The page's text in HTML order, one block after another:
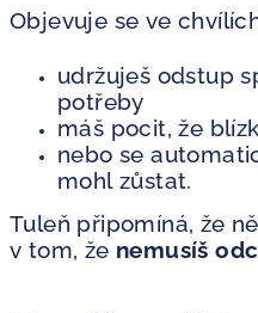
Objevuje se ve
udržuješ odstup
potřeby
máš pocit, že
nebo se
mohl zůstat.
Tuleň připomíná, že
v tom, že nemusíš